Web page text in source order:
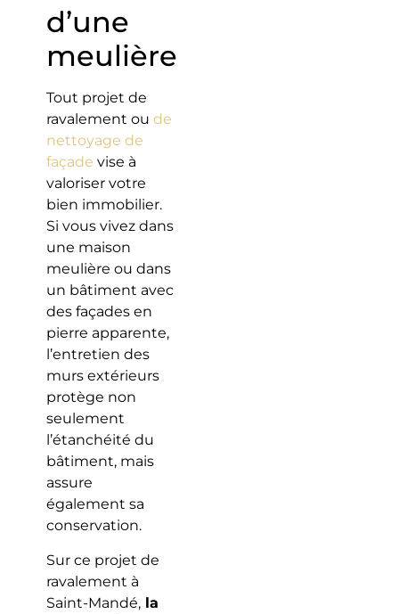
d’une
meulière
Tout projet de
ravalement ou de
nettoyage de
façade vise à
valoriser votre
bien immobilier.
Si vous vivez dans
une maison
meulière ou dans
un bâtiment avec
des façades en
pierre apparente,
l’entretien des
murs extérieurs
protège non
seulement
l’étanchéité du
bâtiment, mais
assure
également sa
conservation.
Sur ce projet de
ravalement à
Saint-Mandé,la